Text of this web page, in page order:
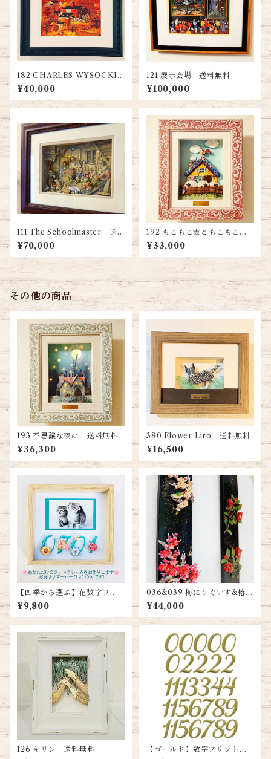
182 CHARLES WYSOCKI
『秋』 送料無料
¥40,000
121 展示会場 送料無料
¥100,000
111 The Schoolmaster 送
料無料
¥70,000
192 もこもこ雲ともこもこ
羊 送料無料
¥33,000
その他の商品
193 不思議な夜に 送料無料
¥36,300
380 Flower Liro 送料無料
¥16,500
【四季から選ぶ】花数字フォ
トフレーム（スモールサイ
ズ）
¥9,800
036&039 梅にうぐいす&椿
２本セット 送料無料
¥44,000
126 キリン 送料無料
【ゴールド】数字プリント＜A